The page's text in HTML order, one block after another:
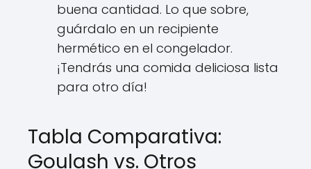
buena cantidad. Lo que sobre,
guárdalo en un recipiente
hermético en el congelador.
¡Tendrás una comida deliciosa lista
para otro día!
Tabla Comparativa:
Goulash vs. Otros